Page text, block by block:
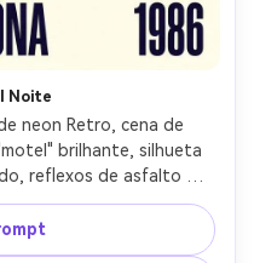
Noite
neon Retro, cena de
brilhante, silhueta
reflexos de asfalto
estrelas, gradiente de
ciano, roxo), tipografia
e ano, ilustração